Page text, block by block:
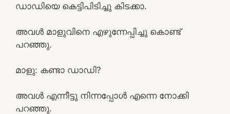
ഡാഡിയെ കെട്ടിപിടിച്ചു കിടക്കാ.
അവൾ മാളുവിനെ എഴുന്നേപ്പിച്ചു കൊണ്ട്
പറഞ്ഞു.
മാളു: കണ്ടാ ഡാഡി?
അവൾ എന്നീട്ടു നിന്നപ്പോൾ എന്നെ നോക്കി
പറഞ്ഞു.